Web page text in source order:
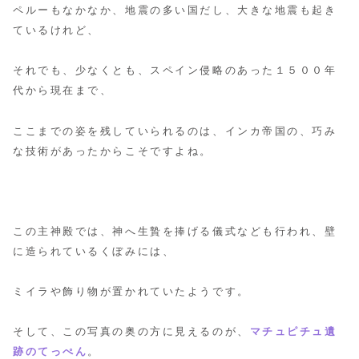
ペルーもなかなか、地震の多い国だし、大きな地震も起き
ているけれど、
それでも、少なくとも、スペイン侵略のあった１５００年
代から現在まで、
ここまでの姿を残していられるのは、インカ帝国の、巧み
な技術があったからこそですよね。
この主神殿では、神へ生贄を捧げる儀式なども行われ、壁
に造られているくぼみには、
ミイラや飾り物が置かれていたようです。
そして、この写真の奥の方に見えるのが、 マチュピチュ遺
跡のてっぺん 。